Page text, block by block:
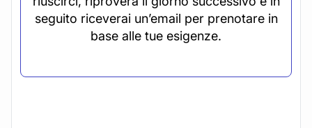
seguito riceverai un’email per prenotare in
base alle tue esigenze.